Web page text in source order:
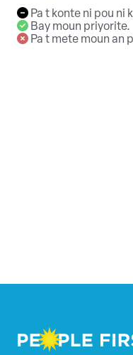
Pa t konte ni pou ni
Bay moun priyorite.
Pa t mete moun an